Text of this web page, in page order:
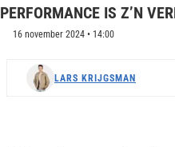
PERFORMANCE IS Z’N
16 november 2024 • 14:00
LARS KRIJGSMAN